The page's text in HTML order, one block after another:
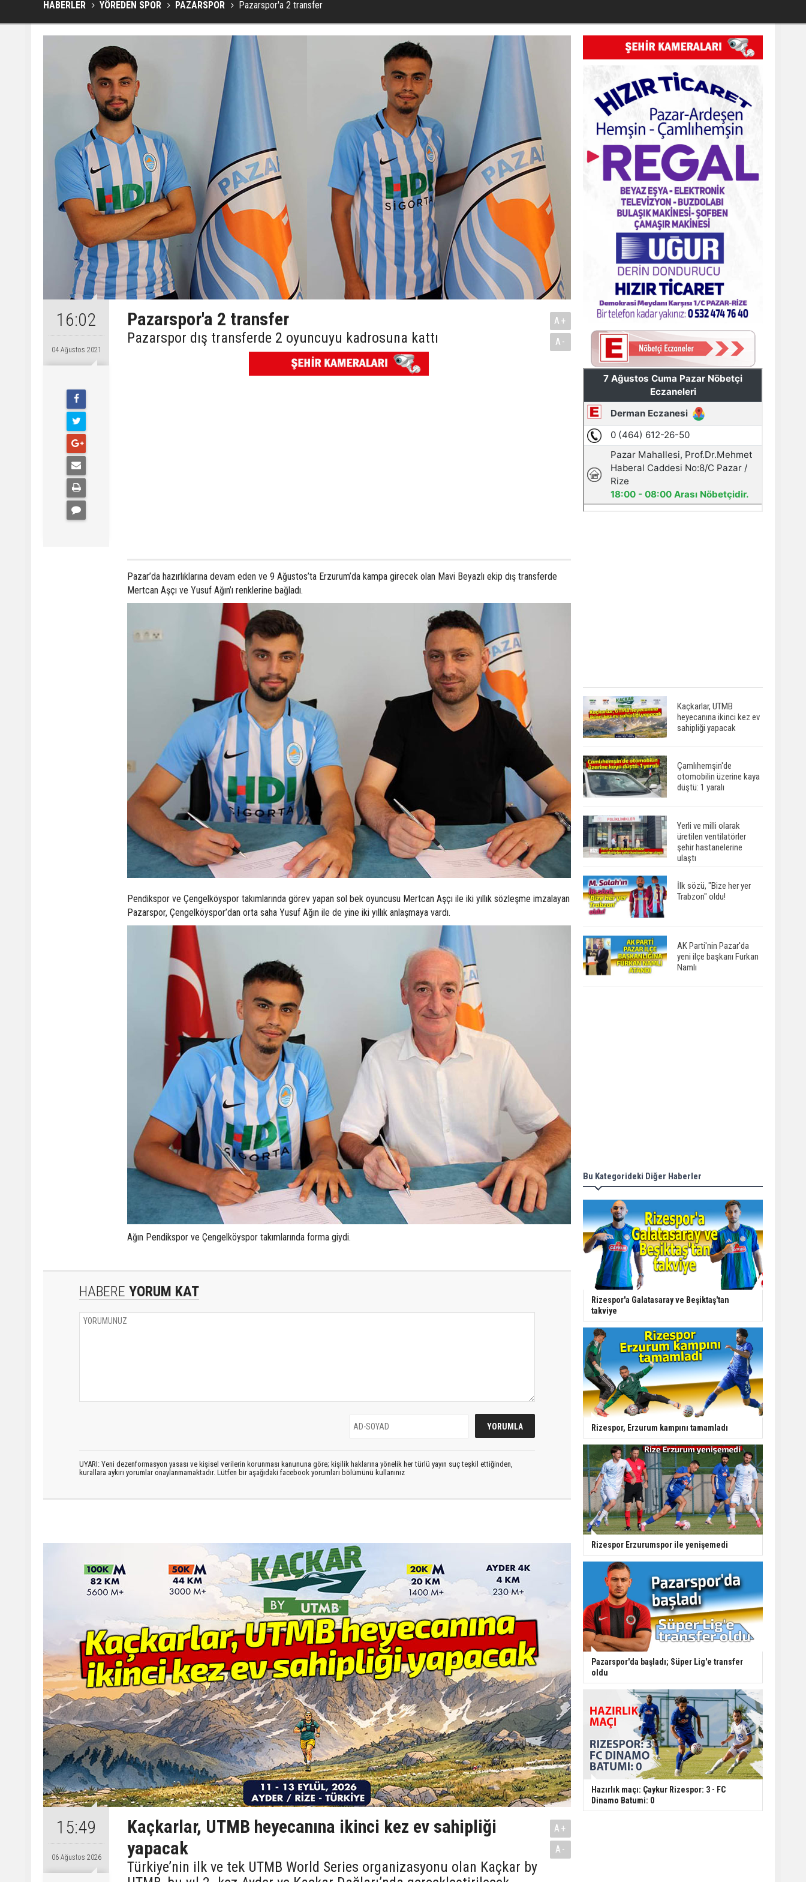
HABERLER YÖREDEN SPOR PAZARSPOR Pazarspor'a 2 transfer
16:02
04 Ağustos 2021
Pazarspor'a 2 transfer
Pazarspor dış transferde 2 oyuncuyu kadrosuna kattı
A+
A-
Pazar’da hazırlıklarına devam eden ve 9 Ağustos’ta Erzurum’da kampa girecek olan Mavi Beyazlı ekip dış transferde
Mertcan Aşçı ve Yusuf Ağın’ı renklerine bağladı.
Pendikspor ve Çengelköyspor takımlarında görev yapan sol bek oyuncusu Mertcan Aşçı ile iki yıllık sözleşme imzalayan
Pazarspor, Çengelköyspor’dan orta saha Yusuf Ağın ile de yine iki yıllık anlaşmaya vardı.
Ağın Pendikspor ve Çengelköyspor takımlarında forma giydi.
HABERE YORUM KAT
UYARI: Yeni dezenformasyon yasası ve kişisel verilerin korunması kanununa göre; kişilik haklarına yönelik her türlü yayın suç teşkil ettiğinden,
kurallara aykırı yorumlar onaylanmamaktadır. Lütfen bir aşağıdaki facebook yorumları bölümünü kullanınız
15:49
06 Ağustos 2026
Kaçkarlar, UTMB heyecanına ikinci kez ev sahipliği
yapacak
Türkiye’nin ilk ve tek UTMB World Series organizasyonu olan Kaçkar by
A+
A-
Kaçkarlar, UTMB
heyecanına ikinci kez ev
sahipliği yapacak
Çamlıhemşin'de
otomobilin üzerine kaya
düştü: 1 yaralı
Yerli ve milli olarak
üretilen ventilatörler
şehir hastanelerine
ulaştı
İlk sözü, "Bize her yer
Trabzon" oldu!
AK Parti'nin Pazar'da
yeni ilçe başkanı Furkan
Namlı
Bu Kategorideki Diğer Haberler
Rizespor'a Galatasaray ve Beşiktaş'tan
takviye
Rizespor, Erzurum kampını tamamladı
Rizespor Erzurumspor ile yenişemedi
Pazarspor'da başladı; Süper Lig'e transfer
oldu
Hazırlık maçı: Çaykur Rizespor: 3 - FC
Dinamo Batumi: 0